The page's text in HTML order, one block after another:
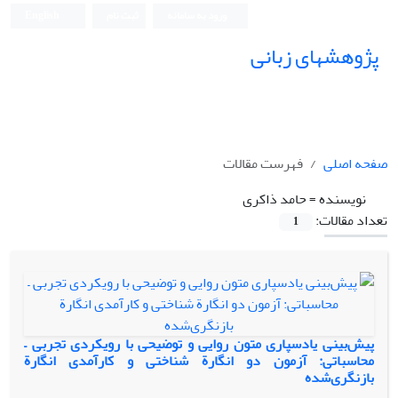
پژوهشهای زبانی
صفحه اصلی
فهرست مقالات
نویسنده =حامد ذاکری
تعداد مقالات:
1
پیش‌بینی یادسپاری متون روایی و توضیحی با رویکردی تجربی –
محاسباتی: آزمون دو انگارة شناختی و کارآمدی انگارة
بازنگری‌شده